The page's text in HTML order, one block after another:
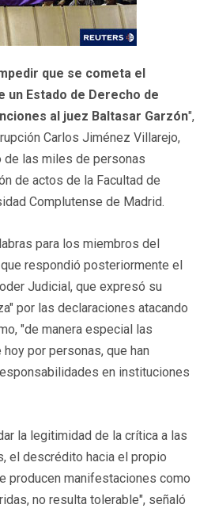
que se cometa el
un Estado de Derecho de
al juez Baltasar Garzón",
Carlos Jiménez Villarejo,
de las miles de personas
de actos de la Facultad de
Complutense de Madrid.
para los miembros del
respondió posteriormente el
Judicial, que expresó su
por las declaraciones atacando
"de manera especial las
por personas, que han
en instituciones
la legitimidad de la crítica a las
el descrédito hacia el propio
producen manifestaciones como
no resulta tolerable", señaló